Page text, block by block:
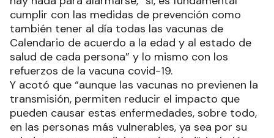
cumplir con las medidas de prevención como
también tener al día todas las vacunas de
Calendario de acuerdo a la edad y al estado de
salud de cada persona” y lo mismo con los
refuerzos de la vacuna covid-19.
Y acotó que “aunque las vacunas no previenen la
transmisión, permiten reducir el impacto que
pueden causar estas enfermedades, sobre todo,
en las personas más vulnerables, ya sea por su